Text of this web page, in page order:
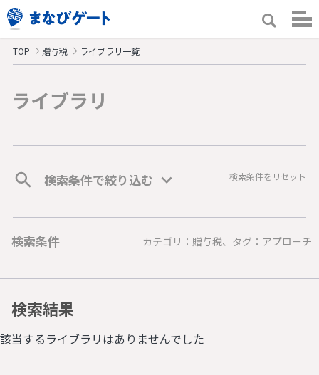
TOP 贈与税 ライブラリ一覧
ライブラリ
検索条件で絞り込む 検索条件をリセット
検索条件 カテゴリ：贈与税、タグ：アプローチ
検索結果
該当するライブラリはありませんでした